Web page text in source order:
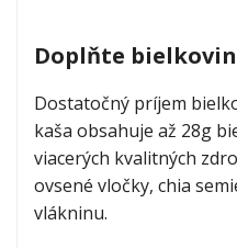
protein-
chocolate-
nu3tion.jpg
Proteínová čokoláda
Doplňte
Dostatočný príjem
kaša obsahuje až 28g
viacerých kvalitných
ovsené vločky, chia
vlákninu.